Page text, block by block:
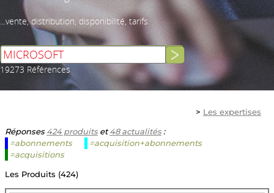
...vente, distribution, disponibilité, tarifs
19273 Références
> Les expertises
Réponses424 produitset48 actualités:
=abonnements
=acquisition+abonnements
=acquisitions
Les Produits (424)